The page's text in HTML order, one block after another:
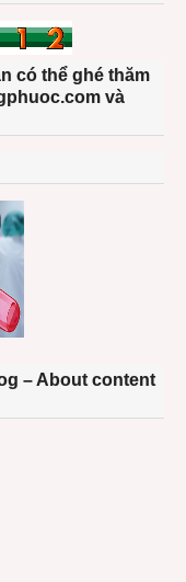
có thể ghé thăm
và
– About content